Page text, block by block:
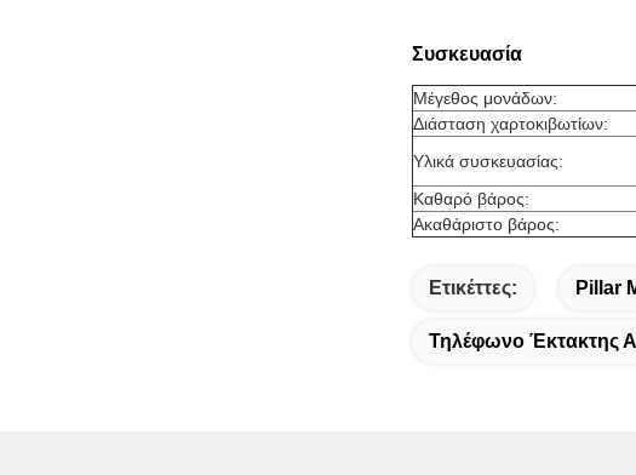
Συσκευασία
Μέγεθος μονάδων:
Διάσταση χαρτοκιβωτίων:
Υλικά συσκευασίας:
Καθαρό βάρος:
Ακαθάριστο βάρος:
Ετικέττες: Pillar
Τηλέφωνο Έκτακτης